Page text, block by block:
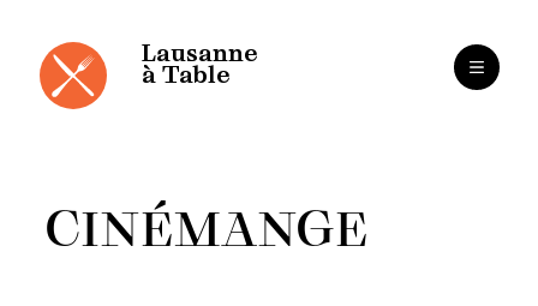
contenu
Lausanne
à Table
CINÉMANGE